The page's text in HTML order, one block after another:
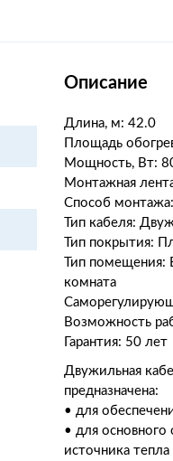
Описание
Длина, м: 42.0
Площадь
Мощность, Вт:
Монтажная
Способ
Тип кабеля:
Тип покрытия:
Тип
комната
Возможность
Гарантия: 50 лет
Двужильная
предназначена:
• для
• для основного
источника